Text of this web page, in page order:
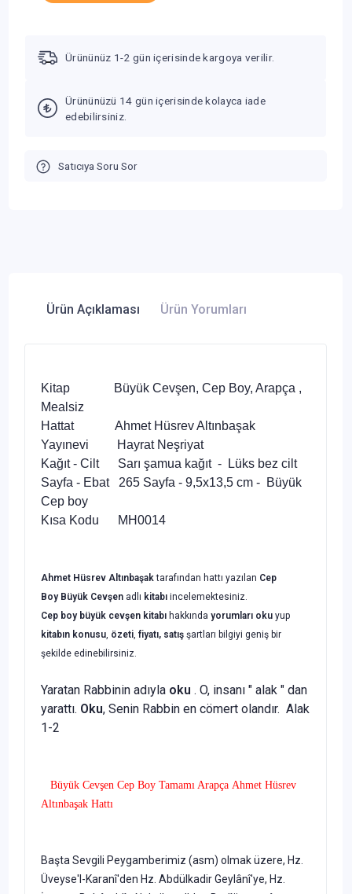
Ürününüz 1-2 gün içerisinde kargoya verilir.
Ürününüzü 14 gün içerisinde kolayca iade
edebilirsiniz.
Satıcıya Soru Sor
Ürün Açıklaması Ürün Yorumları
Kitap Büyük Cevşen, Cep Boy, Arapça ,
Mealsiz
Hattat Ahmet Hüsrev Altınbaşak
Yayınevi Hayrat Neşriyat
Kağıt - Cilt Sarı şamua kağıt - Lüks bez cilt
Sayfa - Ebat 265 Sayfa - 9,5x13,5 cm - Büyük
Cep boy
Kısa Kodu MH0014
Ahmet Hüsrev Altınbaşaktarafından hattı yazılan Cep
Boy Büyük Cevşen adlı kitabı incelemektesiniz.
Cep boy büyük cevşen kitabı hakkında yorumları oku yup
kitabın konusu özeti fiyatı, satış şartları bilgiyi geniş bir
şekilde edinebilirsiniz.
Yaratan Rabbinin adıyla oku . O, insanı " alak " dan
yarattı. Oku, Senin Rabbin en cömert olandır. Alak
1-2
Büyük Cevşen Cep Boy Tamamı Arapça Ahmet Hüsrev
Altınbaşak Hattı
Başta Sevgili Peygamberimiz (asm) olmak üzere, Hz.
Üveyse'l-Karanî'den Hz. Abdülkadir Geylânî'ye, Hz.